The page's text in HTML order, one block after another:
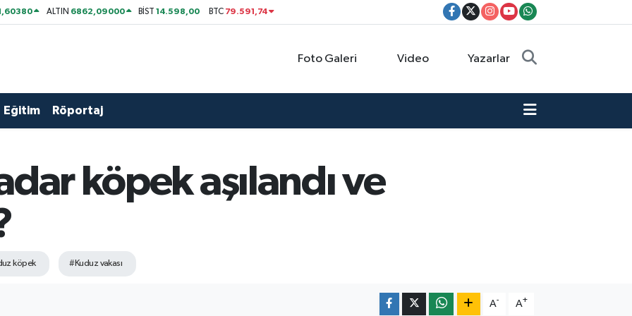
ALTIN 6862,09000 BİST14.598,00 BTC 79.591,74
Foto Galeri Video Yazarlar
Eğitim Röportaj
köpek aşılandı ve
köpek #Kuduz vakası
A- A+